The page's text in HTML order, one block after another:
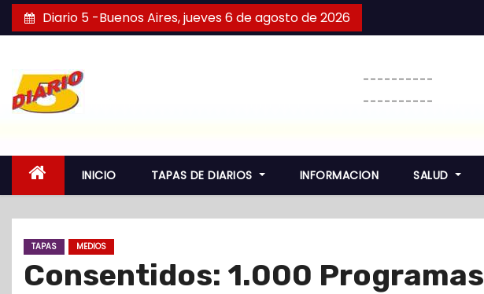
a
Diario 5 -Buenos Aires, jueves 6 de agosto de 2026
----------
----------
INICIO TAPAS DE DIARIOS INFORMACION SALUD
TAPAS MEDIOS
Consentidos: 1.000 Programas